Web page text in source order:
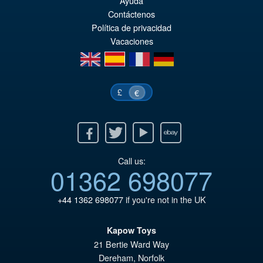
PRE ORDENA
Contáctenos
Política de privacidad
Vacaciones
en
es fr de
£ €
Twitter Youtube Ebay
Call us:
01362 698077
+44 1362 698077if you're not in the UK
Kapow Toys
21 Bertie Ward Way
Dereham, Norfolk